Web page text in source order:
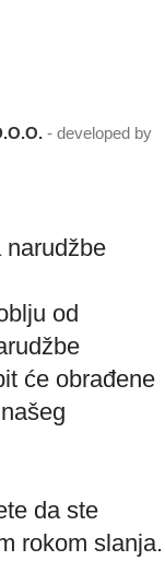
- developed by
narudžbe
od
će obrađene
da ste
rokom slanja.